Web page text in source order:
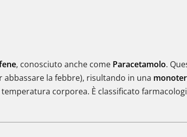
, conosciuto anche come Paracetamolo.
abbassare la febbre), risultando in una
corporea. È classificato